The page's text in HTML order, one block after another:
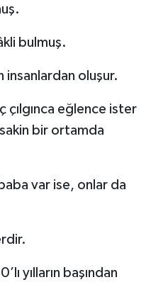
bulmuş.
insanlardan oluşur.
çılgınca eğlence ister
bir ortamda
var ise, onlar da
yılların başından